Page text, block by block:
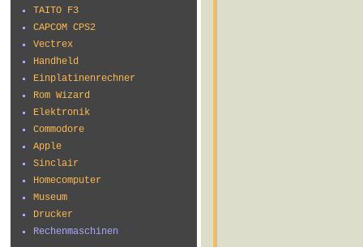
TAITO F3
CAPCOM CPS2
Vectrex
Handheld
Einplatinenrechner
Rom Wizard
Elektronik
Commodore
Apple
Sinclair
Homecomputer
Museum
Drucker
Rechenmaschinen